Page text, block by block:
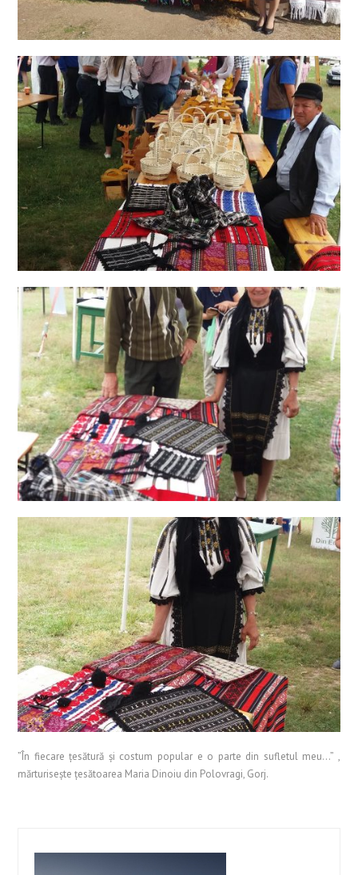
”În fiecare țesătură și costum popular e o parte din sufletul meu…” ,
mărturisește țesătoarea Maria Dinoiu din Polovragi, Gorj.